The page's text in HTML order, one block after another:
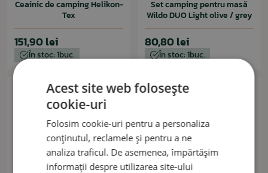
Ceainic de camping Helikon-
Tex
151,90 lei
În stoc: 1buc.
Set camping pentru masă
Wildo DUO Light olive / grey
80,80 lei
În stoc: 1buc.
Acest site web folosește
cookie-uri
Folosim cookie-uri pentru a personaliza
conținutul, reclamele și pentru a ne
analiza traficul. De asemenea, împărtășim
informații despre utilizarea site-ului